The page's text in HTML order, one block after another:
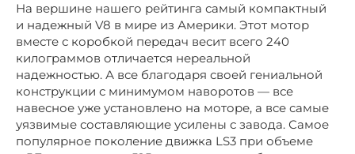
На вершине нашего рейтинга самый компактный
и надежный V8 в мире из Америки. Этот мотор
вместе с коробкой передач весит всего 240
килограммов отличается нереальной
надежностью. А все благодаря своей гениальной
конструкции с минимумом наворотов — все
навесное уже установлено на моторе, а все самые
уязвимые составляющие усилены с завода. Самое
популярное поколение движка LS3 при объеме